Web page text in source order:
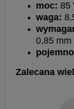
moc: 85
waga:
0,85 mm
Zalecana